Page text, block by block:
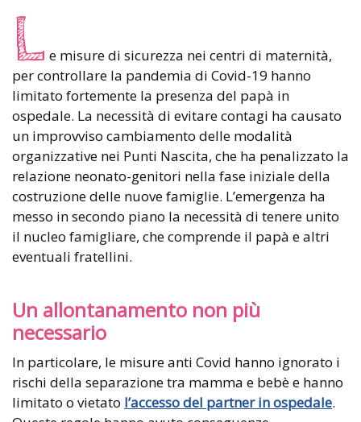
L e misure di sicurezza nei centri di maternità,
per controllare la pandemia di Covid-19 hanno
limitato fortemente la presenza del papà in
ospedale. La necessità di evitare contagi ha causato
un improvviso cambiamento delle modalità
organizzative nei Punti Nascita, che ha penalizzato la
relazione neonato-genitori nella fase iniziale della
costruzione delle nuove famiglie. L’emergenza ha
messo in secondo piano la necessità di tenere unito
il nucleo famigliare, che comprende il papà e altri
eventuali fratellini.
Un allontanamento non più
necessario
In particolare, le misure anti Covid hanno ignorato i
rischi della separazione tra mamma e bebè e hanno
limitato o vietato l’accesso del partner in ospedale.